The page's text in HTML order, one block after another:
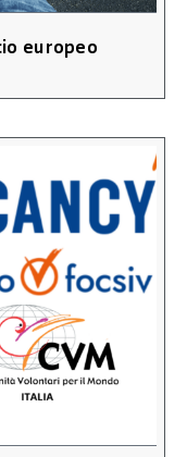
europeo